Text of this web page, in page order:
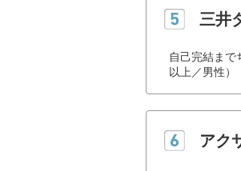
三井
自己完結ま
以上／男性）
アク